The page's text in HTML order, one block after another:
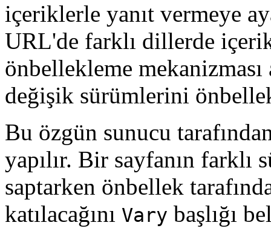
içeriklerle yanıt vermeye
URL'de farklı dillerde
önbellekleme mekanizması
değişik sürümlerini
Bu özgün sunucu
yapılır. Bir sayfanın farklı
saptarken önbellek
katılacağını Vary başlığı